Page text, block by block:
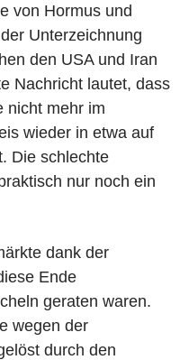
von Hormus und
Unterzeichnung
den USA und Iran
Nachricht lautet, dass
nicht mehr im
wieder in etwa auf
Die schlechte
nur noch ein
dank der
Ende
geraten waren.
wegen der
durch den